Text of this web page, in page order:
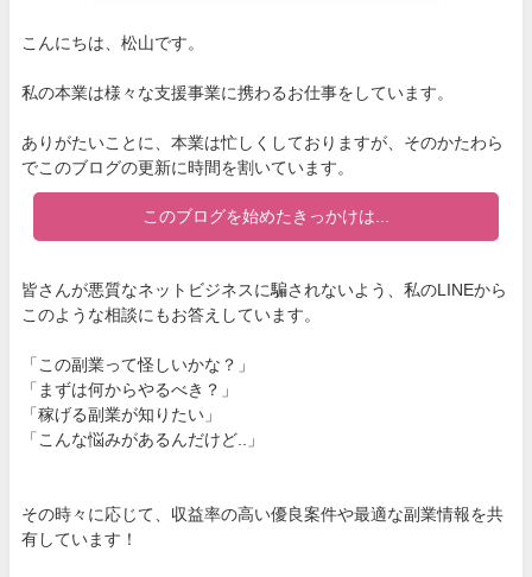
こんにちは、松山です。
私の本業は様々な支援事業に携わるお仕事をしています。
ありがたいことに、本業は忙しくしておりますが、そのかたわら
でこのブログの更新に時間を割いています。
このブログを始めたきっかけは...
皆さんが悪質なネットビジネスに騙されないよう、私のLINEから
このような相談にもお答えしています。
「この副業って怪しいかな？」
「まずは何からやるべき？」
「稼げる副業が知りたい」
「こんな悩みがあるんだけど..」
その時々に応じて、収益率の高い優良案件や最適な副業情報を共
有しています！